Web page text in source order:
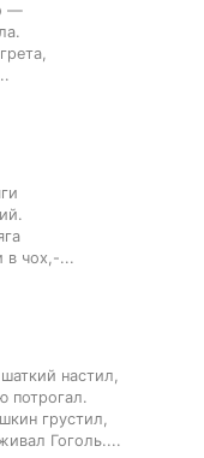
—
в чох,-...
настил,
потрогал.
грустил,
Гоголь....